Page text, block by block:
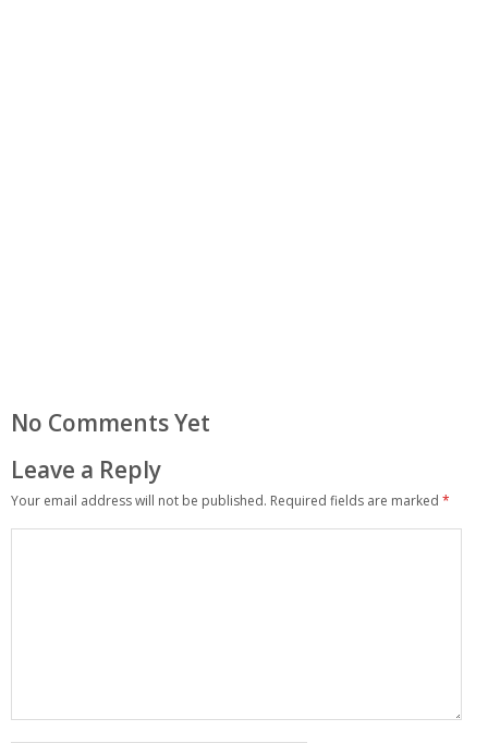
No Comments Yet
Leave a Reply
Your email address will not be published. Required fields are marked *